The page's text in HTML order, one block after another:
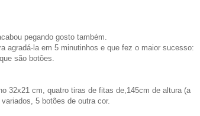
pegando gosto também.
agradá-la em 5 minutinhos e que fez o maior sucesso:
são botões.
32x21 cm, quatro tiras de fitas de,145cm de altura (a
5 botões de outra cor.